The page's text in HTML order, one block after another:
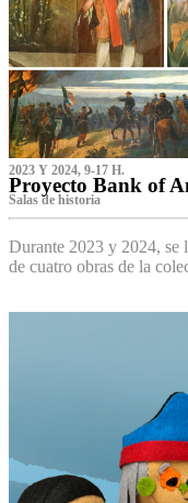
2023 Y 2024, 9-17 H.
Proyecto Bank of
S‌alas de historia
Durante 2023 y 2024, se
de cuatro obras de la